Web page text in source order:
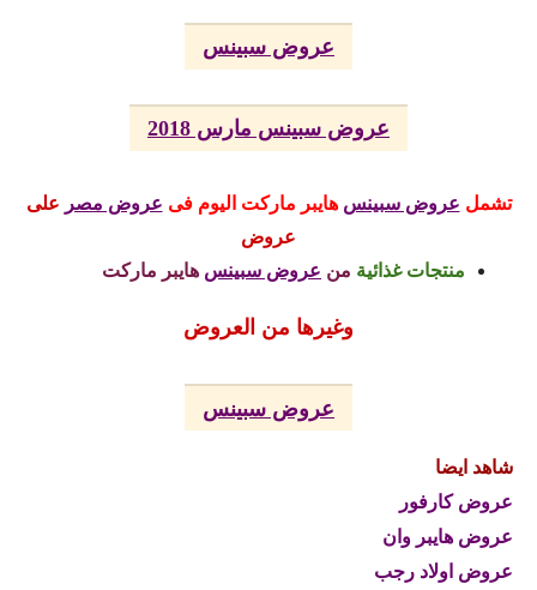
عروض سبينس
عروض سبينس مارس 2018
تشمل عروض سبينس هايبر ماركت اليومفى عروض مصر على
عروض
منتجات غذائية من عروض سبينس هايبر ماركت
وغيرها من العروض
عروض سبينس
شاهد ايضا
عروض كارفور
عروض هايبر وان
عروض اولاد رجب